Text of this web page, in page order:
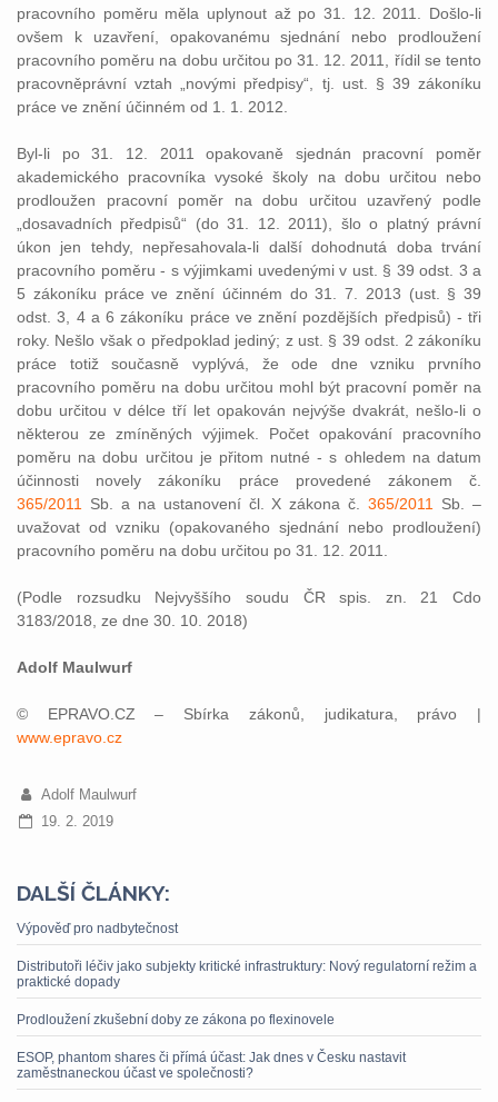
pracovního poměru měla uplynout až po 31. 12. 2011. Došlo-li
ovšem k uzavření, opakovanému sjednání nebo prodloužení
pracovního poměru na dobu určitou po 31. 12. 2011, řídil se tento
pracovněprávní vztah „novými předpisy“, tj. ust. § 39 zákoníku
práce ve znění účinném od 1. 1. 2012.
Byl-li po 31. 12. 2011 opakovaně sjednán pracovní poměr
akademického pracovníka vysoké školy na dobu určitou nebo
prodloužen pracovní poměr na dobu určitou uzavřený podle
„dosavadních předpisů“ (do 31. 12. 2011), šlo o platný právní
úkon jen tehdy, nepřesahovala-li další dohodnutá doba trvání
pracovního poměru - s výjimkami uvedenými v ust. § 39 odst. 3 a
5 zákoníku práce ve znění účinném do 31. 7. 2013 (ust. § 39
odst. 3, 4 a 6 zákoníku práce ve znění pozdějších předpisů) - tři
roky. Nešlo však o předpoklad jediný; z ust. § 39 odst. 2 zákoníku
práce totiž současně vyplývá, že ode dne vzniku prvního
pracovního poměru na dobu určitou mohl být pracovní poměr na
dobu určitou v délce tří let opakován nejvýše dvakrát, nešlo-li o
některou ze zmíněných výjimek. Počet opakování pracovního
poměru na dobu určitou je přitom nutné - s ohledem na datum
účinnosti novely zákoníku práce provedené zákonem č.
365/2011
Sb. a na ustanovení čl. X zákona č.365/2011
Sb. –
uvažovat od vzniku (opakovaného sjednání nebo prodloužení)
pracovního poměru na dobu určitou po 31. 12. 2011.
(Podle rozsudku Nejvyššího soudu ČR spis. zn. 21 Cdo
3183/2018, ze dne 30. 10. 2018)
Adolf Maulwurf
© EPRAVO.CZ – Sbírka zákonů, judikatura, právo |
www.epravo.cz
Adolf Maulwurf
19. 2. 2019
DALŠÍ ČLÁNKY:
Výpověď pro nadbytečnost
Distributoři léčiv jako subjekty kritické infrastruktury: Nový regulatorní režim a
praktické dopady
Prodloužení zkušební doby ze zákona po flexinovele
ESOP, phantom shares či přímá účast: Jak dnes v Česku nastavit
zaměstnaneckou účast ve společnosti?